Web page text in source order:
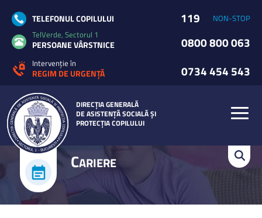
DIRECȚIA GENERALĂ
DE ASISTENȚĂ SOCIALĂ ȘI
PROTECȚIA COPILULUI
TELEFONUL COPILULUI 119
NON-STOP
TelVerde, Sectorul 1
PERSOANE VÂRSTNICE 0800 800 063
Intervenție în
REGIM DE URGENȚĂ 0734 454 543
CARIERE